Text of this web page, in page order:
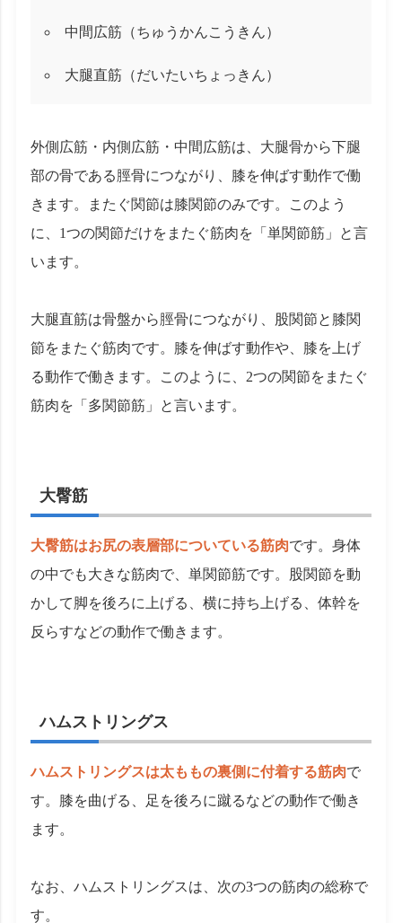
中間広筋（ちゅうかんこうきん）
大腿直筋（だいたいちょっきん）
外側広筋・内側広筋・中間広筋は、大腿骨から下腿
部の骨である脛骨につながり、膝を伸ばす動作で働
きます。またぐ関節は膝関節のみです。このよう
に、1つの関節だけをまたぐ筋肉を「単関節筋」と言
います。
大腿直筋は骨盤から脛骨につながり、股関節と膝関
節をまたぐ筋肉です。膝を伸ばす動作や、膝を上げ
る動作で働きます。このように、2つの関節をまたぐ
筋肉を「多関節筋」と言います。
大臀筋
大臀筋はお尻の表層部についている筋肉です。身体
の中でも大きな筋肉で、単関節筋です。股関節を動
かして脚を後ろに上げる、横に持ち上げる、体幹を
反らすなどの動作で働きます。
ハムストリングス
ハムストリングスは太ももの裏側に付着する筋肉で
す。膝を曲げる、足を後ろに蹴るなどの動作で働き
ます。
なお、ハムストリングスは、次の3つの筋肉の総称で
す。